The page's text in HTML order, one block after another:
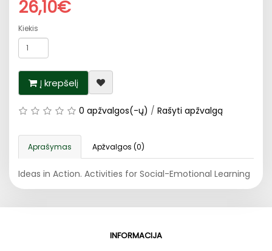
26,10€
Kiekis
Į krepšelį
0 apžvalgos(-ų) / Rašyti apžvalgą
Aprašymas Apžvalgos (0)
Ideas in Action. Activities for Social-Emotional Learning
INFORMACIJA